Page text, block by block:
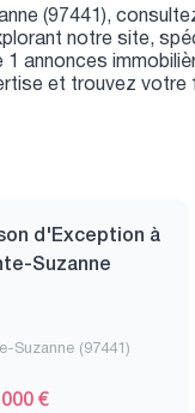
(97441),
notre site,
annonces
et trouvez
d'Exception à
Suzanne
Suzanne (97441)
€